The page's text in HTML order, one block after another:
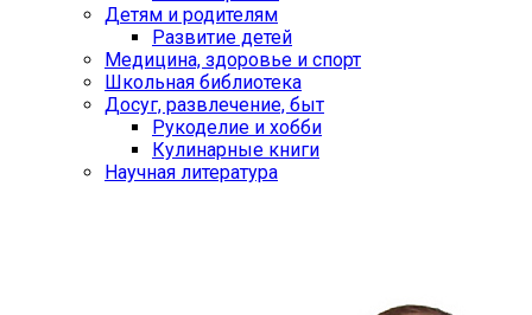
Детям и родителям
Развитие детей
Медицина, здоровье и спорт
Школьная библиотека
Досуг, развлечение, быт
Рукоделие и хобби
Кулинарные книги
Научная литература